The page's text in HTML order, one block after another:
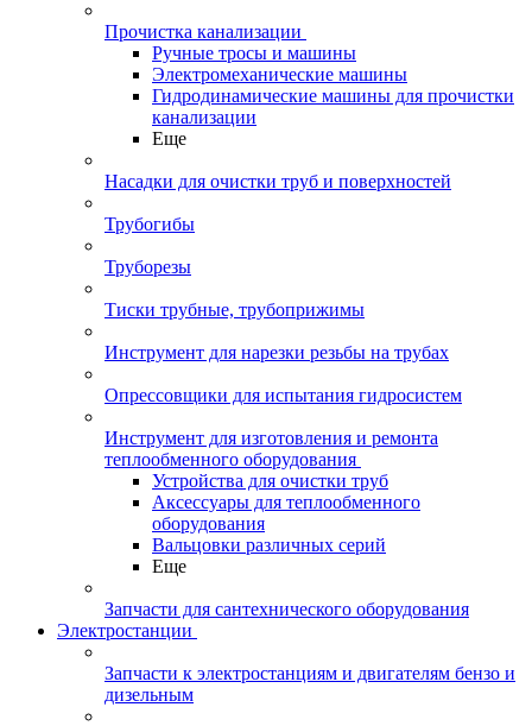
Прочистка канализации
Ручные тросы и машины
Электромеханические машины
Гидродинамические машины для прочистки
канализации
Еще
Насадки для очистки труб и поверхностей
Трубогибы
Труборезы
Тиски трубные, трубоприжимы
Инструмент для нарезки резьбы на трубах
Опрессовщики для испытания гидросистем
Инструмент для изготовления и ремонта
теплообменного оборудования
Устройства для очистки труб
Аксессуары для теплообменного
оборудования
Вальцовки различных серий
Еще
Запчасти для сантехнического оборудования
Электростанции
Запчасти к электростанциям и двигателям бензо и
дизельным